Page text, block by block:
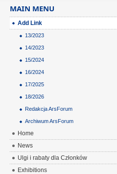
MAIN MENU
Add Link
13/2023
14/2023
15/2024
16/2024
17/2025
18/2026
Redakcja ArsForum
Archiwum ArsForum
Home
News
Ulgi i rabaty dla Członków
Exhibitions